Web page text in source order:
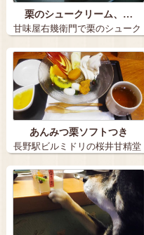
栗のシュークリーム、…
甘味屋右幾衛門で栗のシューク
リームと栗の…
あんみつ栗ソフトつき
長野駅ビルミドリの桜井甘精堂
で幾右衛門あ…